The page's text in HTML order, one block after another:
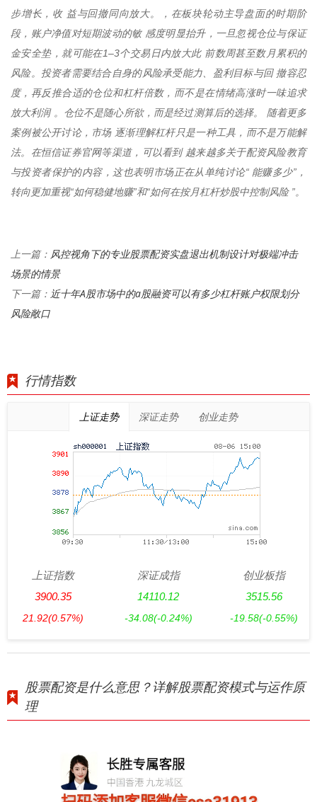
步增长，收 益与回撤同向放大。，在板块轮动主导盘面的时期阶
段，账户净值对短期波动的敏 感度明显抬升，一旦忽视仓位与保证
金安全垫，就可能在1–3个交易日内放大此 前数周甚至数月累积的
风险。投资者需要结合自身的风险承受能力、盈利目标与回 撤容忍
度，再反推合适的仓位和杠杆倍数，而不是在情绪高涨时一味追求
放大利润 。仓位不是随心所欲，而是经过测算后的选择。 随着更多
案例被公开讨论，市场 逐渐理解杠杆只是一种工具，而不是万能解
法。在恒信证券官网等渠道，可以看到 越来越多关于配资风险教育
与投资者保护的内容，这也表明市场正在从单纯讨论“ 能赚多少”，
转向更加重视“如何稳健地赚”和“如何在按月杠杆炒股中控制风险 ”。
上一篇： 风控视角下的专业股票配资实盘退出机制设计对极端冲击
场景的情景
下一篇： 近十年A股市场中的a股融资可以有多少杠杆账户权限划分
风险敞口
行情指数
上证走势 深证走势 创业走势
上证指数
3900.35
21.92(0.57%)
深证成指
14110.12
-34.08(-0.24%)
创业板指
3515.56
-19.58(-0.55%)
股票配资是什么意思？详解股票配资模式与运作原
理